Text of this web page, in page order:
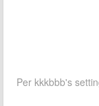
Per kkkbbb's